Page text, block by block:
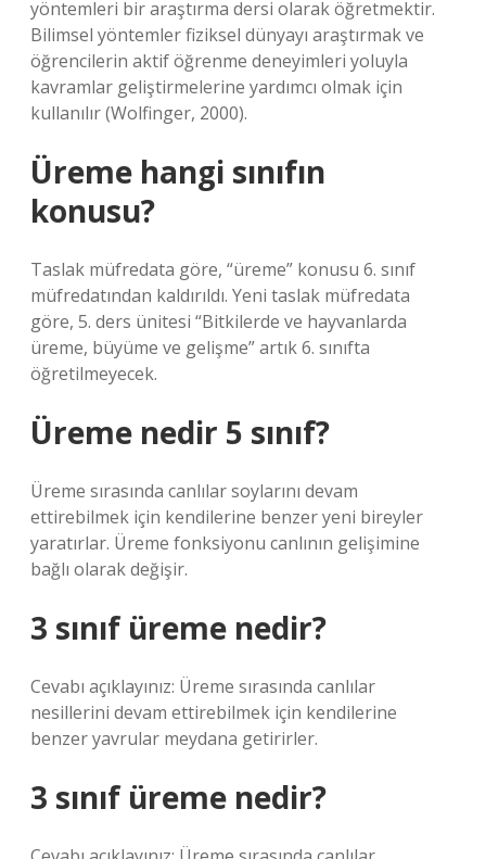
yöntemleri bir araştırma dersi olarak öğretmektir.
Bilimsel yöntemler fiziksel dünyayı araştırmak ve
öğrencilerin aktif öğrenme deneyimleri yoluyla
kavramlar geliştirmelerine yardımcı olmak için
kullanılır (Wolfinger, 2000).
Üreme hangi sınıfın
konusu?
Taslak müfredata göre, “üreme” konusu 6. sınıf
müfredatından kaldırıldı. Yeni taslak müfredata
göre, 5. ders ünitesi “Bitkilerde ve hayvanlarda
üreme, büyüme ve gelişme” artık 6. sınıfta
öğretilmeyecek.
Üreme nedir 5 sınıf?
Üreme sırasında canlılar soylarını devam
ettirebilmek için kendilerine benzer yeni bireyler
yaratırlar. Üreme fonksiyonu canlının gelişimine
bağlı olarak değişir.
3 sınıf üreme nedir?
Cevabı açıklayınız: Üreme sırasında canlılar
nesillerini devam ettirebilmek için kendilerine
benzer yavrular meydana getirirler.
3 sınıf üreme nedir?